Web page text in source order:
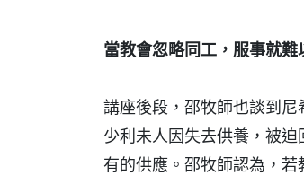
當教會忽略同工，服事就難
講座後段，邵牧師也談到
少利未人因失去供養，被
有的供應。邵牧師認為，